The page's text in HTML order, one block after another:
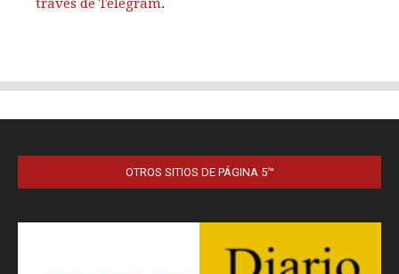
OTROS SITIOS DE PÁGINA 5™